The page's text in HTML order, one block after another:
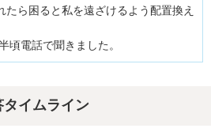
たら困ると私を遠ざけるよう配置換え
頃電話で聞きました。
イムライン